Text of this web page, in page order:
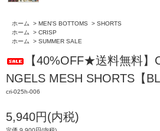
ホーム > MEN'S BOTTOMS > SHORTS
ホーム
> CRISP
ホーム
> SUMMER SALE
【40%OFF★送料無料】
NGELS MESH SHORTS【
cri-025h-006
5,940円(内税)